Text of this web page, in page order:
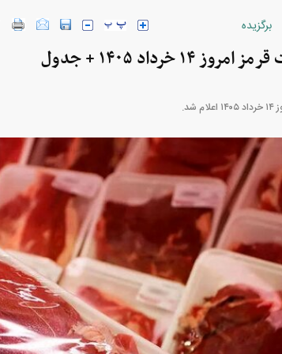
برگزیده
خرداد ۱۴۰۵ + جدول
+ جدول
مسکن؛ فنر
شده
کارنامه مردود محسن پاک‌ نژاد؛ از افت شدید
درآمد ارزی تا بازی با عزل و نصب‌ها